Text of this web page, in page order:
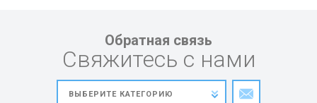
Обратная связь
Свяжитесь с нами